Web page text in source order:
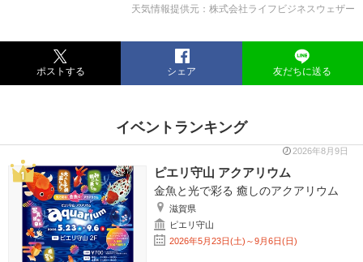
天気情報提供元：株式会社ライフビジネスウェザー
ポストする シェア 友だちに送る
イベントランキング
2026年8月9日
ピエリ守山 アクアリウム
金魚と光で彩る 癒しのアクアリウム
滋賀県
ピエリ守山
2026年5月23日(土)～9月6日(日)